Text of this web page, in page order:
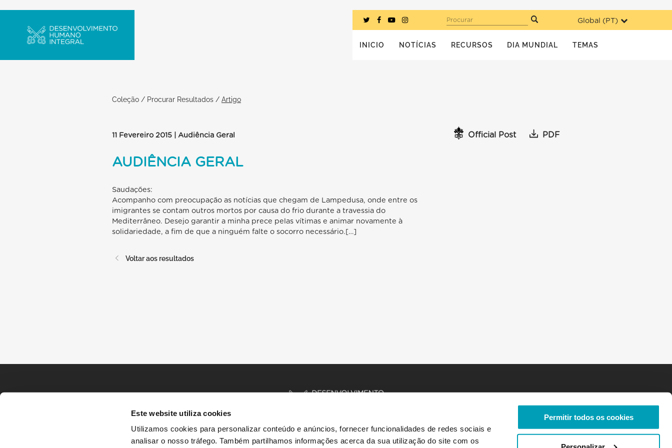
Este website utiliza cookies
Utilizamos cookies para personalizar conteúdo e anúncios, fornecer funcionalidades de redes sociais e
analisar o nosso tráfego. Também partilhamos informações acerca da sua utilização do site com os
Permitir todos os cookies
Global (PT)
Procurar
INICIO NOTÍCIAS RECURSOS DIA MUNDIAL TEMAS
Coleção / Procurar Resultados / Artigo
11 Fevereiro 2015 | Audiência Geral Official Post PDF
AUDIÊNCIA GERAL
Saudações:
Acompanho com preocupação as notícias que chegam de Lampedusa, onde entre os
imigrantes se contam outros mortos por causa do frio durante a travessia do
Mediterrâneo. Desejo garantir a minha prece pelas vítimas e animar novamente à
solidariedade, a fim de que a ninguém falte o socorro necessário.[…]
Voltar aos resultados
INÍCIO HISTÓRIAS RECURSOS